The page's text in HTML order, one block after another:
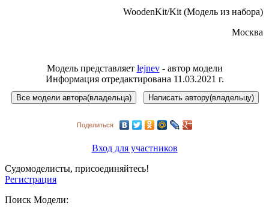
WoodenKit/Kit (Модель из набора)
Москва
Модель представляет lejnev- автор модели
Информация отредактирована 11.03.2021 г.
Поделиться
Вход для участников
Судомоделисты, присоединяйтесь!
Регистрация
Поиск Модели: